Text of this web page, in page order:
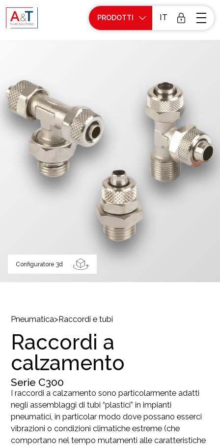
PRODOTTI IT
Configuratore 3d
Pneumatica>Raccordi e tubi
Raccordi a
calzamento
Serie C300
I raccordi a calzamento sono particolarmente adatti
negli assemblaggi di tubi “plastici” in impianti
pneumatici, in particolar modo dove possano esserci
vibrazioni o condizioni climatiche estreme (che
comportano nel tempo mutamenti alle caratteristiche